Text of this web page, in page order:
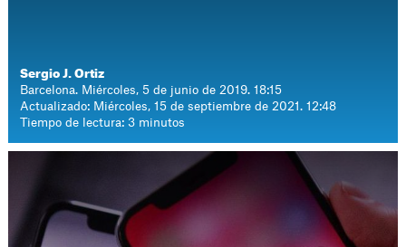
Sergio J. Ortiz
Barcelona. Miércoles, 5 de junio de 2019. 18:15
Actualizado: Miércoles, 15 de septiembre de 2021. 12:48
Tiempo de lectura: 3 minutos